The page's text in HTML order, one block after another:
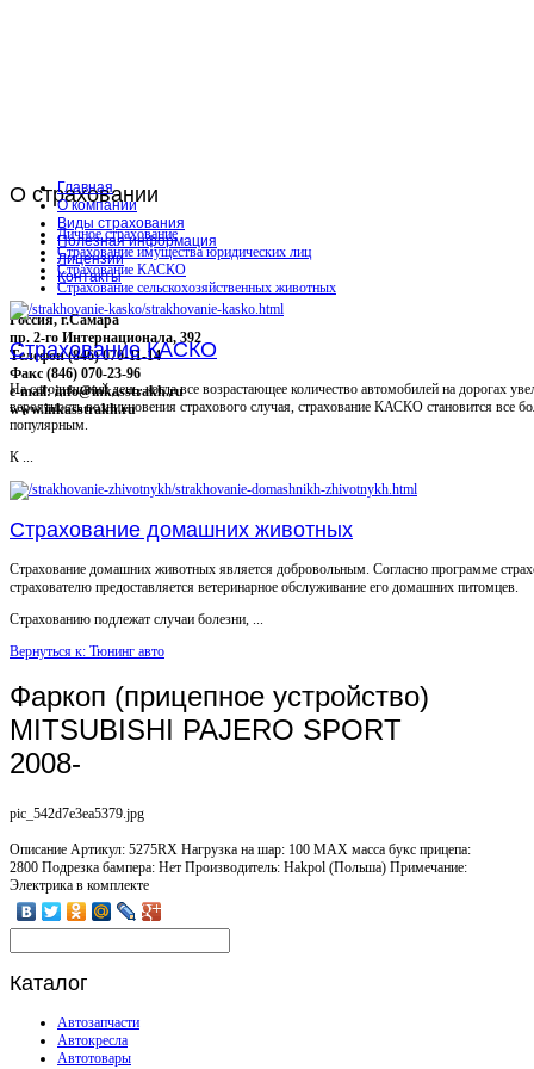
О страховании
Личное страхование
Страхование имущества юридических лиц
Страхование КАСКО
Страхование сельскохозяйственных животных
Россия, г.Самара
пр. 2-го Интернационала, 392
Телефон (846) 070-11-14
Факс (846) 070-23-96
e-mail: info@inkasstrakh.ru
www.inkasstrakh.ru
Главная
О компании
Виды страхования
Полезная информация
Лицензии
Контакты
Страхование КАСКО
На сегодняшний день, когда все возрастающее количество автомобилей на дорогах
вероятность возникновения страхового случая, страхование КАСКО становится все
популярным.
К ...
Страхование домашних животных
Страхование домашних животных является добровольным. Согласно программе
страхователю предоставляется ветеринарное обслуживание его домашних питомцев.
Страхованию подлежат случаи болезни, ...
Вернуться к: Тюнинг авто
Фаркоп (прицепное устройство)
MITSUBISHI PAJERO SPORT
2008-
pic_542d7e3ea5379.jpg
Описание Артикул: 5275RX Нагрузка на шар: 100 MAX масса букс прицепа:
2800 Подрезка бампера: Нет Производитель: Hakpol (Польша) Примечание:
Электрика в комплекте
Каталог
Автозапчасти
Автокресла
Автотовары